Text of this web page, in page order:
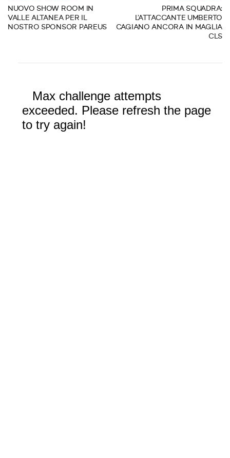
NUOVO SHOW ROOM IN
VALLE ALTANEA PER IL
NOSTRO SPONSOR PAREUS
PRIMA SQUADRA:
L’ATTACCANTE UMBERTO
CAGIANO ANCORA IN MAGLIA
CLS